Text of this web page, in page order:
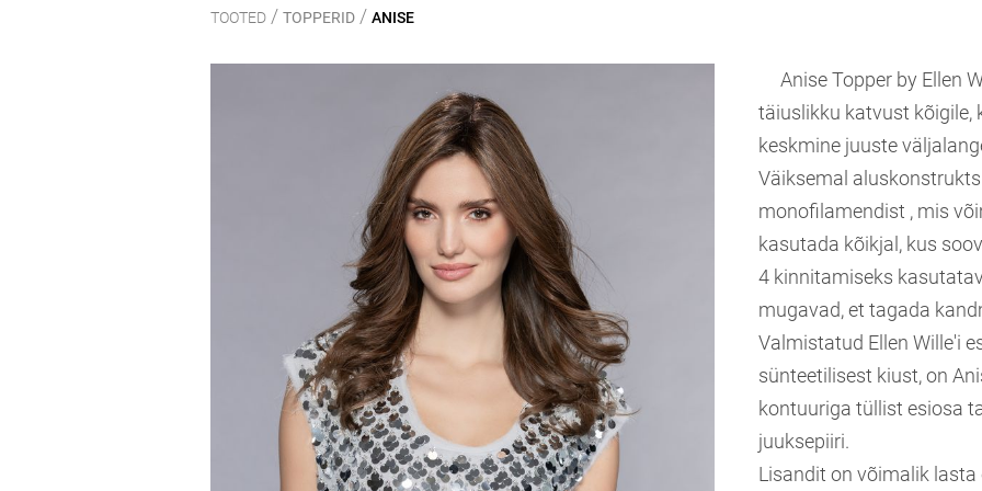
TOOTED / TOPPERID / ANISE
Anise Topper by Ellen
täiuslikku katvust kõigile,
keskmine juuste
Väiksemal
monofilamendist , mis
kasutada kõikjal, kus
4 kinnitamiseks
mugavad, et tagada
Valmistatud Ellen Wille'i
sünteetilisest kiust, on
kontuuriga tüllist esiosa
juuksepiiri.
Lisandit on võimalik